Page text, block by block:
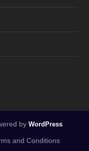
by WordPress
and Conditions